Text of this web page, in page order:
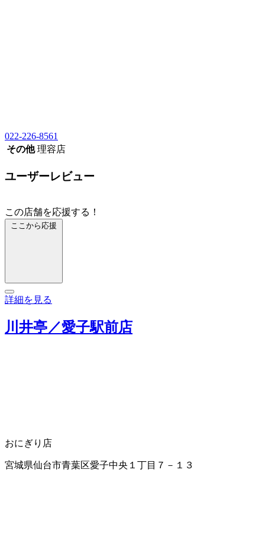
022-226-8561
その他 理容店
ユーザーレビュー
この店舗を応援する！
ここから応援
詳細を見る
川井亭／愛子駅前店
おにぎり店
宮城県仙台市青葉区愛子中央１丁目７－１３